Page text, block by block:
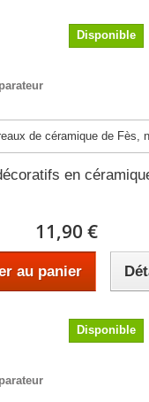
Disponible
en
11,90 €
au panier
Disponible